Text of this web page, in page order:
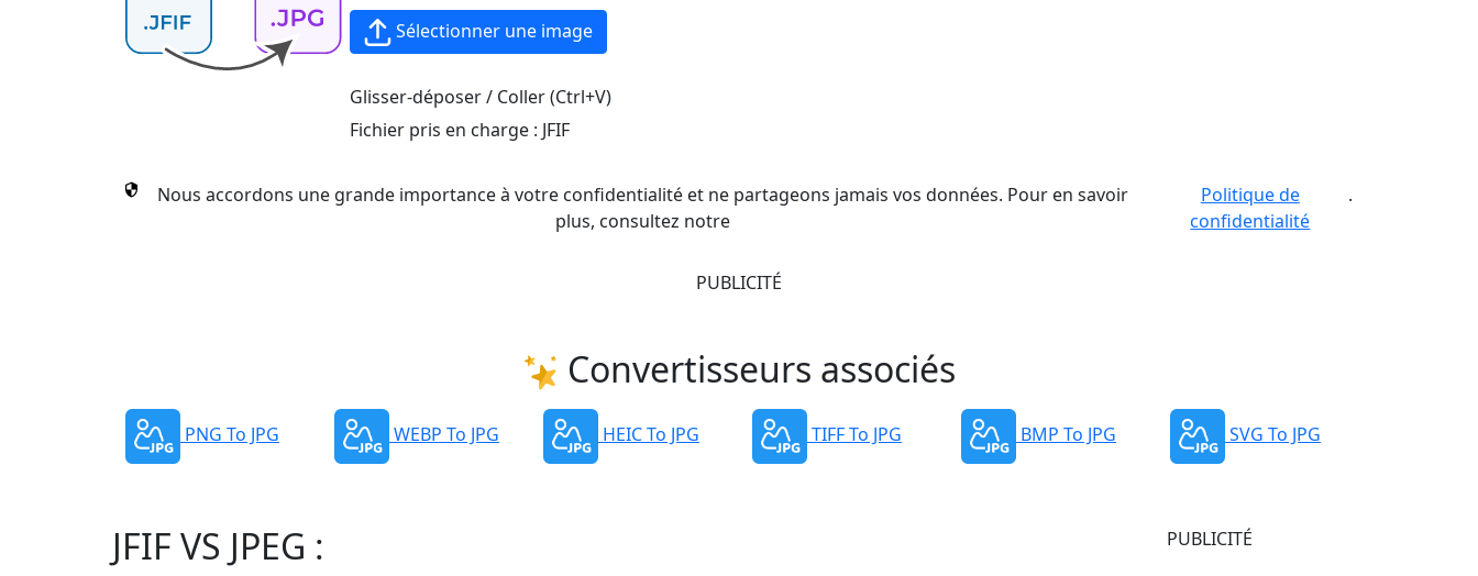
Sélectionner une image
Glisser-déposer / Coller (Ctrl+V)
Fichier pris en charge : JFIF
Nous accordons une grande importance à votre confidentialité et ne partageons jamais vos données. Pour en savoir
plus, consultez notre
Politique de
confidentialité
.
PUBLICITÉ
Convertisseurs associés
PNG To JPG WEBP To JPG HEIC To JPG TIFF To JPG BMP To JPG SVG To JPG
JFIF VS JPEG : PUBLICITÉ